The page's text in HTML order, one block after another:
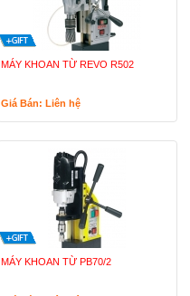
MÁY KHOAN TỪ REVO R502
Giá Bán: Liên hệ
MÁY KHOAN TỪ PB70/2